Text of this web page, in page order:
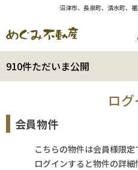
沼津市、長泉町、清水町、
910件ただいま公開
ロ
会員物件
こちらの物件は会員様限定
ログインすると物件の詳細